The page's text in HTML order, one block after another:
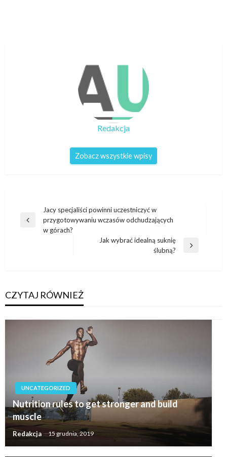
Redakcja
Zobacz wszystkie wpisy
Nawigacja
wpisu
Poprzedni
Jacy specjaliści powinni uczestniczyć w
przygotowywaniu wczasów odchudzających
w górach?
Jak wybrać idealną suknię
ślubną?
CZYTAJ RÓWNIEŻ
UNCATEGORIZED
Nutrition rules to get stronger and build
muscle
Redakcja 15 grudnia, 2019